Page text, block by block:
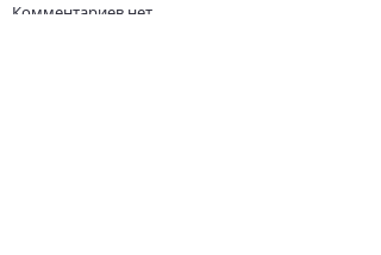
Комментариев нет.